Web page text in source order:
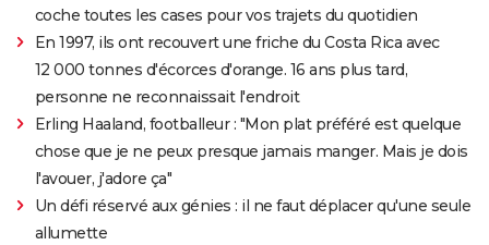
coche toutes les cases pour vos trajets du quotidien
En 1997, ils ont recouvert une friche du Costa Rica avec
12 000 tonnes d'écorces d'orange. 16 ans plus tard,
personne ne reconnaissait l'endroit
Erling Haaland, footballeur : "Mon plat préféré est quelque
chose que je ne peux presque jamais manger. Mais je dois
l'avouer, j'adore ça"
Un défi réservé aux génies : il ne faut déplacer qu'une seule
allumette